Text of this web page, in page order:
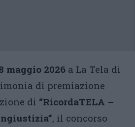
maggio 2026 a La Tela di
di premiazione
di “RicordaTELA –
, il concorso